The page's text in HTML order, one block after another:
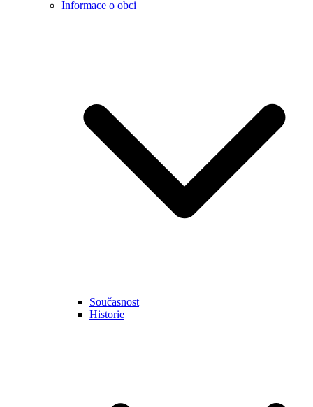
Informace o obci
Současnost
Historie